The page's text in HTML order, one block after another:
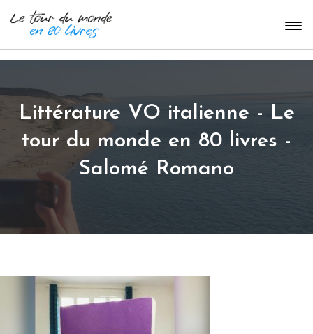
Littérature VO italienne - Le
tour du monde en 80 livres -
Salomé Romano